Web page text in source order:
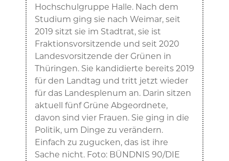
Hochschulgruppe Halle. Nach dem
Studium ging sie nach Weimar, seit
2019 sitzt sie im Stadtrat, sie ist
Fraktionsvorsitzende und seit 2020
Landesvorsitzende der Grünen in
Thüringen. Sie kandidierte bereits 2019
für den Landtag und tritt jetzt wieder
für das Landesplenum an. Darin sitzen
aktuell fünf Grüne Abgeordnete,
davon sind vier Frauen. Sie ging in die
Politik, um Dinge zu verändern.
Einfach zu zugucken, das ist ihre
Sache nicht. Foto: BÜNDNIS 90/DIE